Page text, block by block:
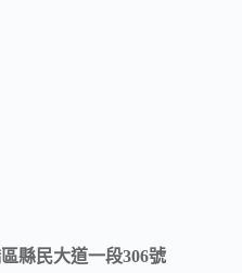
區縣民大道一段306號